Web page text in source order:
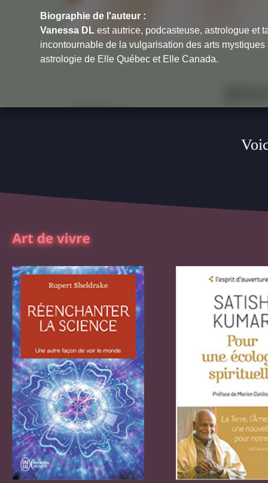
Biographie de l'auteur :
Vanessa DL est autrice, podcasteuse, astrologue et
incontournable de la vulgarisation des arts
astrologie de Elle Québec et Elle Canada.